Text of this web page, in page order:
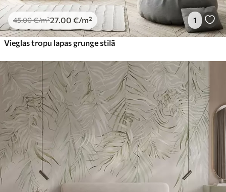
45.00€/m²27 .00 €/m² 1
Vieglas tropu lapas grunge stilā